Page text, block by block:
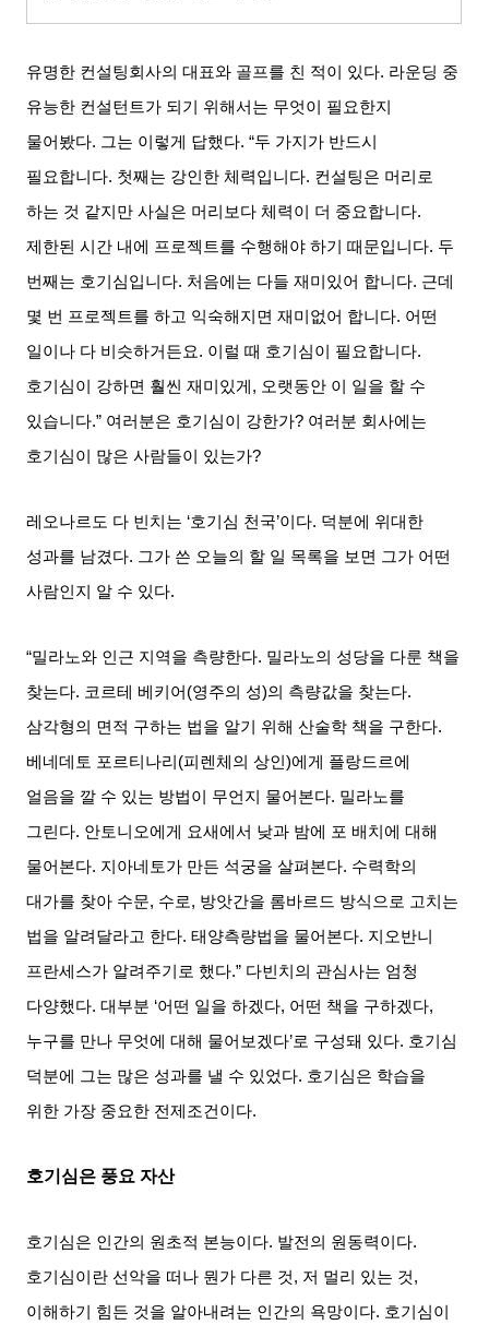
유명한 컨설팅회사의 대표와 골프를 친 적이 있다. 라운딩 중
유능한 컨설턴트가 되기 위해서는 무엇이 필요한지
물어봤다. 그는 이렇게 답했다. “두 가지가 반드시
필요합니다. 첫째는 강인한 체력입니다. 컨설팅은 머리로
하는 것 같지만 사실은 머리보다 체력이 더 중요합니다.
제한된 시간 내에 프로젝트를 수행해야 하기 때문입니다. 두
번째는 호기심입니다. 처음에는 다들 재미있어 합니다. 근데
몇 번 프로젝트를 하고 익숙해지면 재미없어 합니다. 어떤
일이나 다 비슷하거든요. 이럴 때 호기심이 필요합니다.
호기심이 강하면 훨씬 재미있게 , 오랫동안 이 일을 할 수
있습니다.” 여러분은 호기심이 강한가? 여러분 회사에는
호기심이 많은 사람들이 있는가?
레오나르도 다 빈치는 ‘호기심 천국’이다. 덕분에 위대한
성과를 남겼다. 그가 쓴 오늘의 할 일 목록을 보면 그가 어떤
사람인지 알 수 있다.
“밀라노와 인근 지역을 측량한다. 밀라노의 성당을 다룬 책을
찾는다. 코르테 베키어 (영주의 성)의 측량값을 찾는다.
삼각형의 면적 구하는 법을 알기 위해 산술학 책을 구한다.
베네데토 포르티나리 (피렌체의 상인)에게 플랑드르에
얼음을 깔 수 있는 방법이 무언지 물어본다. 밀라노를
그린다. 안토니오에게 요새에서 낮과 밤에 포 배치에 대해
물어본다. 지아네토가 만든 석궁을 살펴본다. 수력학의
대가를 찾아 수문, 수로, 방앗간을 롬바르드 방식으로 고치는
법을 알려달라고 한다.태양측량법을 물어본다. 지오반니
프란세스가 알려주기로 했다.” 다빈치의 관심사는 엄청
다양했다.대부분 ‘어떤 일을 하겠다, 어떤 책을 구하겠다,
누구를 만나 무엇에 대해 물어보겠다’로 구성돼 있다. 호기심
덕분에 그는 많은 성과를 낼 수 있었다. 호기심은 학습을
위한 가장 중요한 전제조건이다.
호기심은 풍요 자산
호기심은 인간의 원초적 본능이다. 발전의 원동력이다.
호기심이란 선악을 떠나 뭔가 다른 것, 저 멀리 있는 것,
이해하기 힘든 것을 알아내려는 인간의 욕망이다. 호기심이